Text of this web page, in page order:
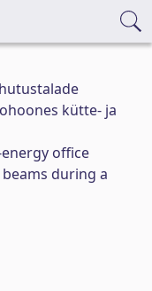
kütte- ja
office
during a